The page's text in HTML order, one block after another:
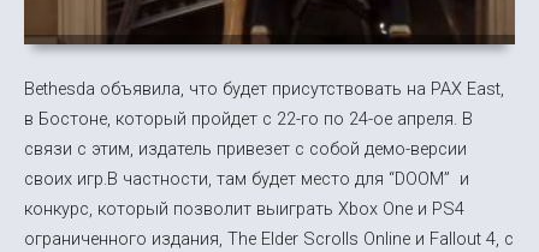
Bethesda объявила, что будет присутствовать на PAX East,
в Бостоне, который пройдет с 22-го по 24-ое апреля. В
связи с этим, издатель привезет с собой демо-версии
своих игр.В частности, там будет место для “DOOM” и
конкурс, который позволит выиграть Xbox One и PS4
ограниченного издания, The Elder Scrolls Online и Fallout 4, с